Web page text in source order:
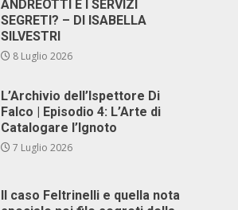
ANDREOTTI E I SERVIZI
SEGRETI? – DI ISABELLA
SILVESTRI
8 Luglio 2026
L’Archivio dell’Ispettore Di
Falco | Episodio 4: L’Arte di
Catalogare l’Ignoto
7 Luglio 2026
Il caso Feltrinelli e quella nota